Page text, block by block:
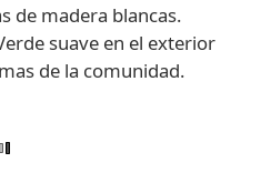
de madera blancas.
suave en el exterior
de la comunidad.